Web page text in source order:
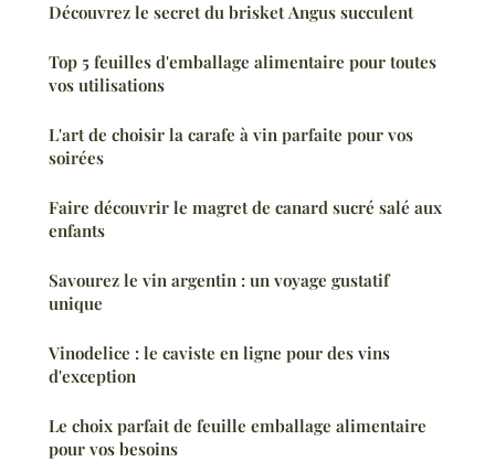
Découvrez le secret du brisket Angus succulent
Top 5 feuilles d'emballage alimentaire pour toutes
vos utilisations
L'art de choisir la carafe à vin parfaite pour vos
soirées
Faire découvrir le magret de canard sucré salé aux
enfants
Savourez le vin argentin : un voyage gustatif
unique
Vinodelice : le caviste en ligne pour des vins
d'exception
Le choix parfait de feuille emballage alimentaire
pour vos besoins